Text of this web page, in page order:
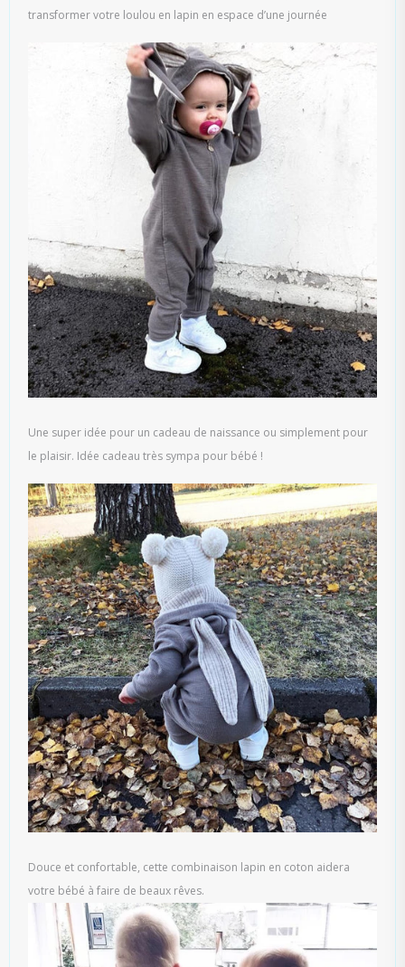
transformer votre loulou en lapin en espace d’une journée
Une super idée pour un cadeau de naissance ou simplement pour
le plaisir. Idée cadeau très sympa pour bébé !
Douce et confortable, cette combinaison lapin en coton aidera
votre bébé à faire de beaux rêves.